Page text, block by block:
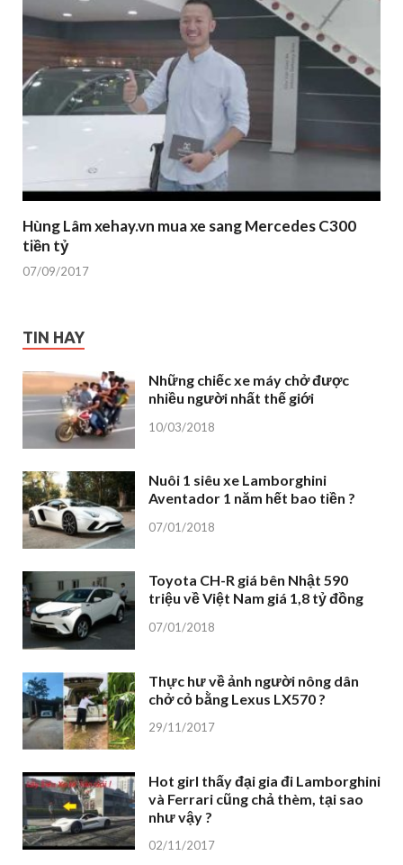
Hùng Lâm xehay.vn mua xe sang Mercedes C300
tiền tỷ
07/09/2017
TIN HAY
Những chiếc xe máy chở được
nhiều người nhất thế giới
10/03/2018
Nuôi 1 siêu xe Lamborghini
Aventador 1 năm hết bao tiền ?
07/01/2018
Toyota CH-R giá bên Nhật 590
triệu về Việt Nam giá 1,8 tỷ đồng
07/01/2018
Thực hư về ảnh người nông dân
chở cỏ bằng Lexus LX570 ?
29/11/2017
Hot girl thấy đại gia đi Lamborghini
và Ferrari cũng chả thèm, tại sao
như vậy ?
02/11/2017